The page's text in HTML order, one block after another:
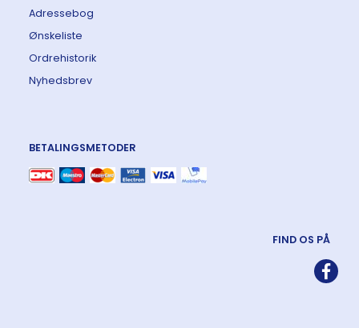
Adressebog
Ønskeliste
Ordrehistorik
Nyhedsbrev
BETALINGSMETODER
FIND OS PÅ